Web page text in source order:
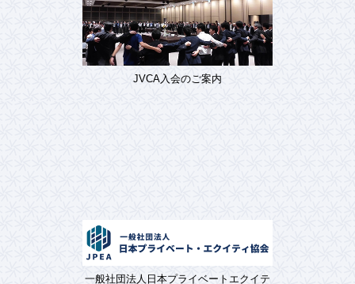
JVCA入会のご案内
一般社団法人日本プライベートエクイテ